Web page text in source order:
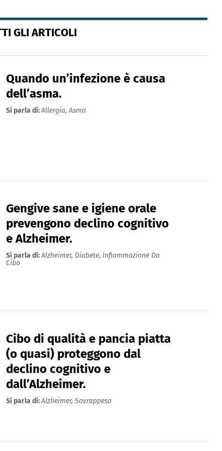
GLI ARTICOLI
Quando un’infezione è causa
dell’asma.
Si parla di:Allergia,Asma
Gengive sane e igiene orale
prevengono declino cognitivo
e Alzheimer.
Si parla di:Alzheimer, Diabete, Infiammazione Da
Cibo
Cibo di qualità e pancia piatta
(o quasi) proteggono dal
declino cognitivo e
dall’Alzheimer.
Si parla di:Alzheimer, Sovrappeso